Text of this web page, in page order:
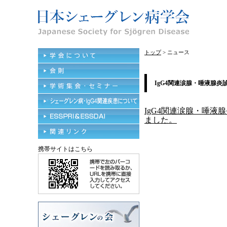
携帯サイトはこちら
トップ> ニュース
IgG4関連涙腺・唾液腺炎
IgG4関連涙腺・唾液
ました。